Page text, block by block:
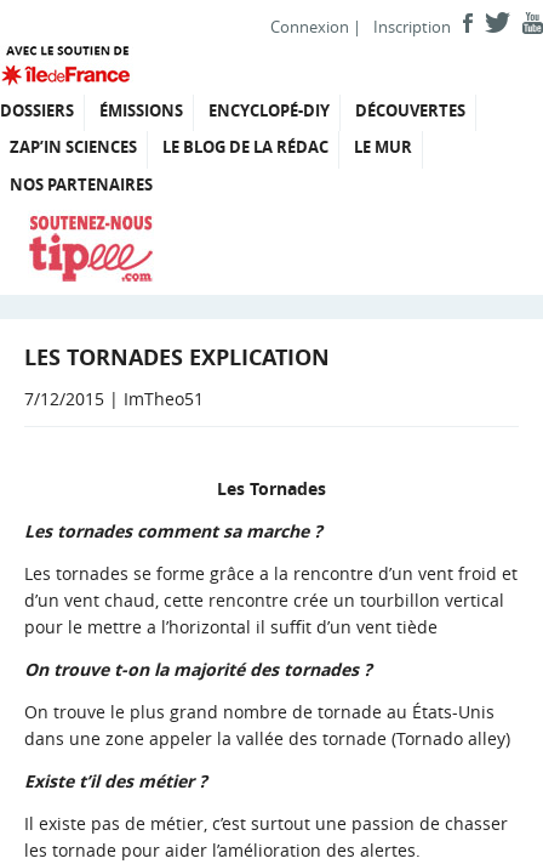
Connexion | Inscription
DOSSIERS ÉMISSIONS ENCYCLOPÉ-DIY
DÉCOUVERTES
ZAP’IN SCIENCES
LE BLOG DE LA RÉDAC
LE MUR
NOS PARTENAIRES
LES TORNADES EXPLICATION
7/12/2015 | ImTheo51
Les Tornades
Les tornades comment sa marche ?
Les tornades se forme grâce a la rencontre d’un vent froid et
d’un vent chaud, cette rencontre crée un tourbillon vertical
pour le mettre a l’horizontal il suffit d’un vent tiède
On trouve t-on la majorité des tornades ?
On trouve le plus grand nombre de tornade au États-Unis
dans une zone appeler la vallée des tornade (Tornado alley)
Existe t’il des métier ?
Il existe pas de métier, c’est surtout une passion de chasser
les tornade pour aider l’amélioration des alertes.